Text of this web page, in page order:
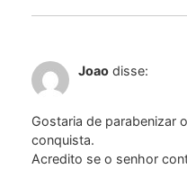
Joao disse:
Gostaria de parabenizar
conquista.
Acredito se o senhor